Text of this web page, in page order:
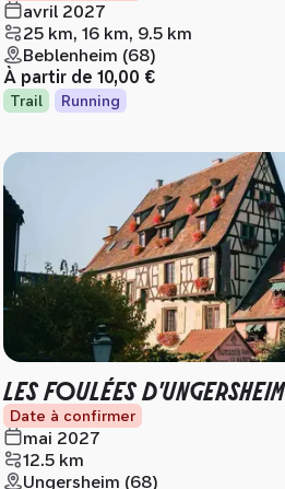
avril 2027
25 km, 16 km, 9.5 km
Beblenheim (68)
À partir de 10,00 €
Trail Running
LES FOULÉES D'UNGERSHEIM
Date à confirmer
mai 2027
12.5 km
Ungersheim (68)